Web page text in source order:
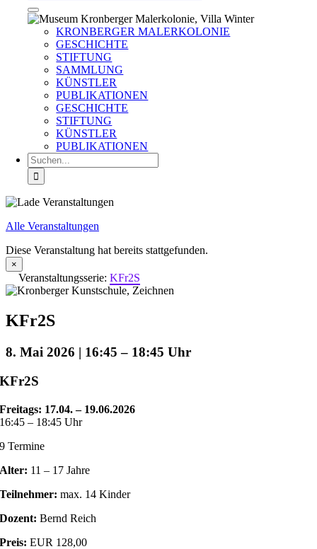
KRONBERGER MALERKOLONIE
GESCHICHTE
STIFTUNG
SAMMLUNG
KÜNSTLER
PUBLIKATIONEN
GESCHICHTE
STIFTUNG
KÜNSTLER
PUBLIKATIONEN
Suche
nach:
Alle Veranstaltungen
Diese Veranstaltung hat bereits stattgefunden.
×
Veranstaltungsserie: KFr2S
KFr2S
8. Mai 2026 | 16:45 – 18:45
KFr2S
Freitags: 17.04. – 19.06.2026
16:45 – 18:45 Uhr
9 Termine
Alter: 11 – 17 Jahre
Teilnehmer: max. 14 Kinder
Dozent: Bernd Reich
Preis: EUR 128,00